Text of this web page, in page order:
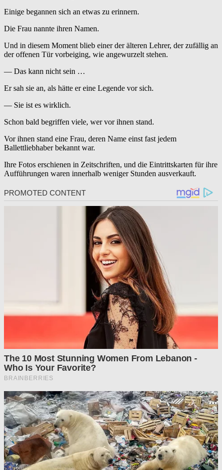
Einige begannen sich an etwas zu erinnern.
Die Frau nannte ihren Namen.
Und in diesem Moment blieb einer der älteren Lehrer, der zufällig an
der offenen Tür vorbeiging, wie angewurzelt stehen.
— Das kann nicht sein …
Er sah sie an, als hätte er eine Legende vor sich.
— Sie ist es wirklich.
Schon bald begriffen viele, wer vor ihnen stand.
Vor ihnen stand eine Frau, deren Name einst fast jedem
Ballettliebhaber bekannt war.
Ihre Fotos erschienen in Zeitschriften, und die Eintrittskarten für ihre
Aufführungen waren innerhalb weniger Stunden ausverkauft.